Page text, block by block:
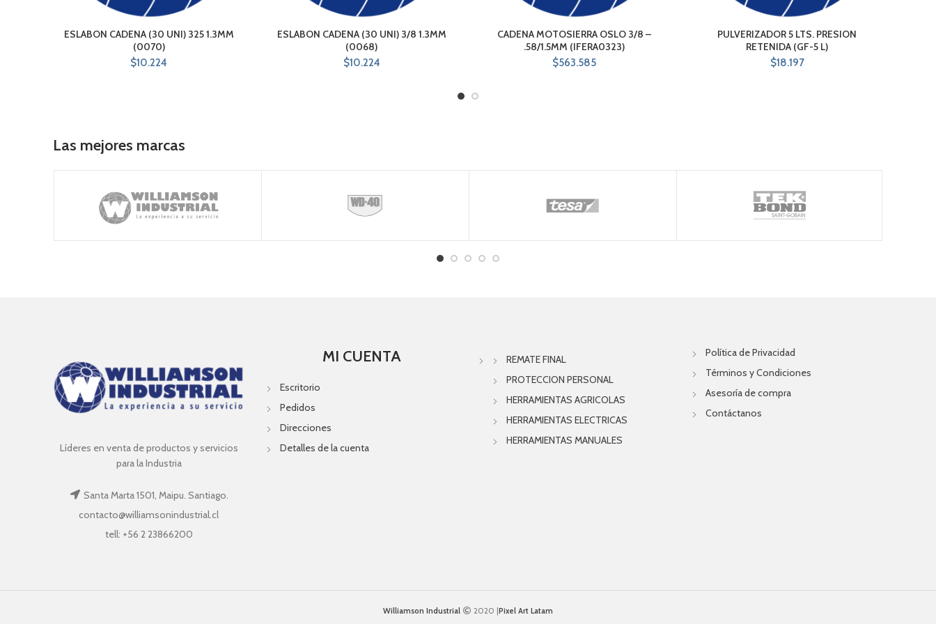
ESLABON CADENA (30 UNI) 325 1.3MM
(0070)
$10.224
ESLABON CADENA (30 UNI) 3/8 1.3MM
(0068)
$10.224
CADENA MOTOSIERRA OSLO 3/8 –
.58/1.5MM (IFERA0323)
$563.585
PULVERIZADOR 5 LTS. PRESION
RETENIDA (GF-5 L)
$18.197
Las mejores marcas
Líderes en venta de productos y servicios
para la Industria
Santa Marta 1501, Maipu. Santiago.
contacto@williamsonindustrial.cl
tell: +56 2 23866200
MI CUENTA
Escritorio
Pedidos
Direcciones
Detalles de la cuenta
REMATE FINAL
PROTECCION PERSONAL
HERRAMIENTAS AGRICOLAS
HERRAMIENTAS ELECTRICAS
HERRAMIENTAS MANUALES
Política de Privacidad
Términos y Condiciones
Asesoría de compra
Contáctanos
Williamson Industrial 2020 |Pixel Art Latam